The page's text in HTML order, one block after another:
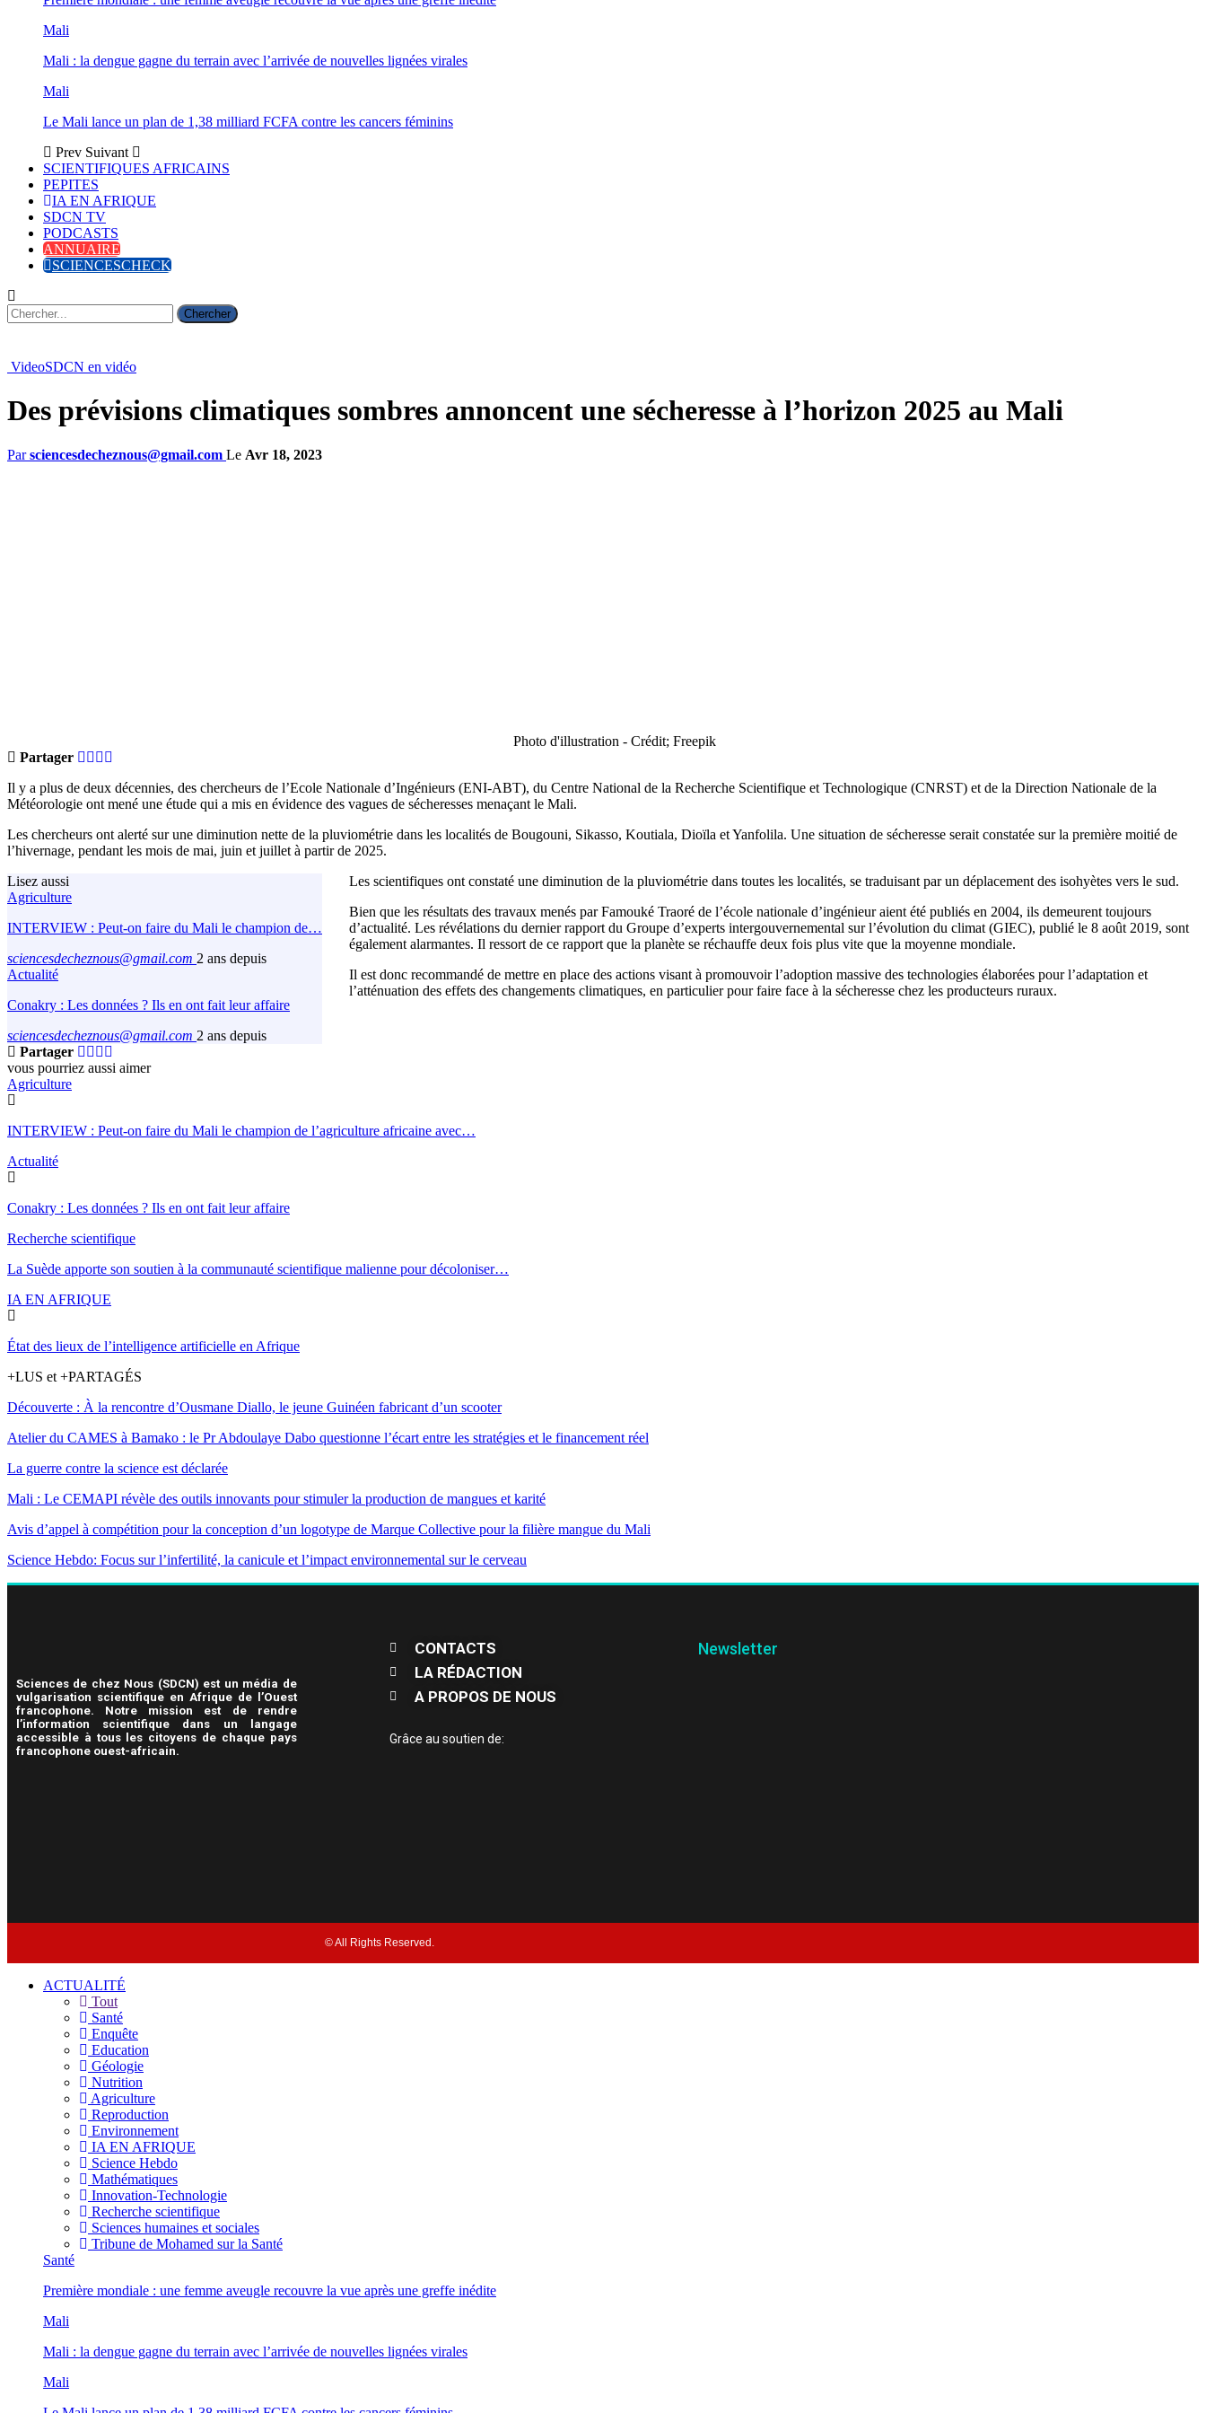
Mali
Mali : la dengue gagne du terrain avec l’arrivée de nouvelles lignées virales
Mali
Le Mali lance un plan de 1,38 milliard FCFA contre les cancers féminins
Prev Suivant
SCIENTIFIQUES AFRICAINS
PEPITES
IA EN AFRIQUE
SDCN TV
PODCASTS
ANNUAIRE
SCIENCESCHECK
VideoSDCN en vidéo
Des prévisions climatiques sombres annoncent une sécheresse à l’horizon 2025 au Mali
Parsciencesdecheznous@gmail.com Le Avr 18, 2023
Photo d'illustration - Crédit; Freepik
Partager
Il y a plus de deux décennies, des chercheurs de l’Ecole Nationale d’Ingénieurs (ENI-ABT), du Centre National de la Recherche Scientifique et Technologique (CNRST) et de la Direction Nationale de la
Météorologie ont mené une étude qui a mis en évidence des vagues de sécheresses menaçant le Mali.
Les chercheurs ont alerté sur une diminution nette de la pluviométrie dans les localités de Bougouni, Sikasso, Koutiala, Dioïla et Yanfolila. Une situation de sécheresse serait constatée sur la première moitié de
l’hivernage, pendant les mois de mai, juin et juillet à partir de 2025.
Lisez aussi
Agriculture
INTERVIEW : Peut-on faire du Mali le champion de…
sciencesdecheznous@gmail.com 2 ans depuis
Actualité
Conakry : Les données ? Ils en ont fait leur affaire
sciencesdecheznous@gmail.com 2 ans depuis
Les scientifiques ont constaté une diminution de la pluviométrie dans toutes les localités, se traduisant par un déplacement des isohyètes vers le sud.
Bien que les résultats des travaux menés par Famouké Traoré de l’école nationale d’ingénieur aient été publiés en 2004, ils demeurent toujours
d’actualité. Les révélations du dernier rapport du Groupe d’experts intergouvernemental sur l’évolution du climat (GIEC), publié le 8 août 2019, sont
également alarmantes. Il ressort de ce rapport que la planète se réchauffe deux fois plus vite que la moyenne mondiale.
Il est donc recommandé de mettre en place des actions visant à promouvoir l’adoption massive des technologies élaborées pour l’adaptation et
l’atténuation des effets des changements climatiques, en particulier pour faire face à la sécheresse chez les producteurs ruraux.
Partager
vous pourriez aussi aimer
Agriculture
INTERVIEW : Peut-on faire du Mali le champion de l’agriculture africaine avec…
Actualité
Conakry : Les données ? Ils en ont fait leur affaire
Recherche scientifique
La Suède apporte son soutien à la communauté scientifique malienne pour décoloniser…
IA EN AFRIQUE
État des lieux de l’intelligence artificielle en Afrique
+LUS et +PARTAGÉS
Découverte : À la rencontre d’Ousmane Diallo, le jeune Guinéen fabricant d’un scooter
Atelier du CAMES à Bamako : le Pr Abdoulaye Dabo questionne l’écart entre les stratégies et le financement réel
La guerre contre la science est déclarée
Mali : Le CEMAPI révèle des outils innovants pour stimuler la production de mangues et karité
Avis d’appel à compétition pour la conception d’un logotype de Marque Collective pour la filière mangue du Mali
Science Hebdo: Focus sur l’infertilité, la canicule et l’impact environnemental sur le cerveau
Sciences de chez Nous (SDCN) est un média de
vulgarisation scientifique en Afrique de l’Ouest
francophone. Notre mission est de rendre
l’information scientifique dans un langage
accessible à tous les citoyens de chaque pays
francophone ouest-africain.
CONTACTS
LA RÉDACTION
A PROPOS DE NOUS
Grâce au soutien de:
Newsletter
© All Rights Reserved.
ACTUALITÉ
Tout
Santé
Enquête
Education
Géologie
Nutrition
Agriculture
Reproduction
Environnement
IA EN AFRIQUE
Science Hebdo
Mathématiques
Innovation-Technologie
Recherche scientifique
Sciences humaines et sociales
Tribune de Mohamed sur la Santé
Santé
Première mondiale : une femme aveugle recouvre la vue après une greffe inédite
Mali
Mali : la dengue gagne du terrain avec l’arrivée de nouvelles lignées virales
Mali